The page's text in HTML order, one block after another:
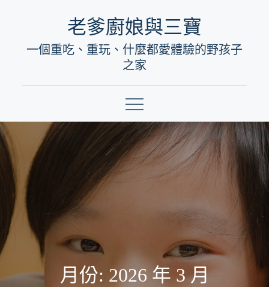
content
老爹廚娘與三寶
一個重吃、重玩、什麼都愛體驗的野孩子
之家
月份: 2026 年 3 月